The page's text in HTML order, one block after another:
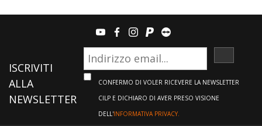
youtubefacebook
instagram
paypalteamviewer
ISCRIVITI
ALLA
NEWSLETTER
CONFERMO DI VOLER RICEVERE LA NEWSLETTER
CILP E DICHIARO DI AVER PRESO VISIONE
DELL'INFORMATIVA PRIVACY.